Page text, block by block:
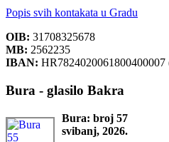
Popis svih kontakata u Gradu
OIB: 31708325678
MB: 2562235
IBAN: HR7824020061800400007
Bura - glasilo Bakra
Bura: broj 57
svibanj, 2026.